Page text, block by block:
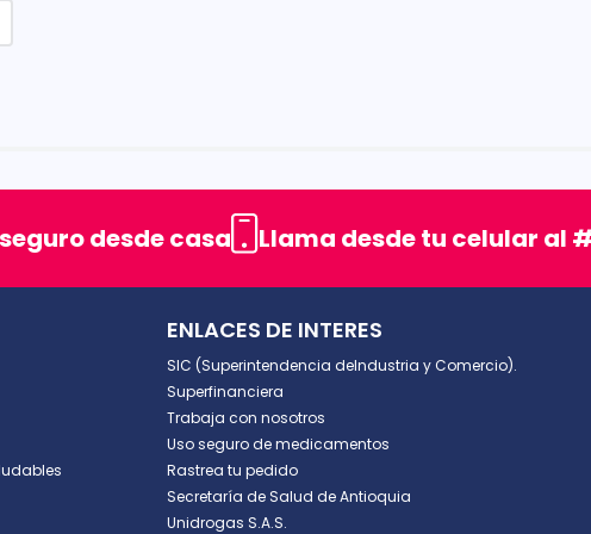
desde casa Llama desde tu celular al
ENLACES DE INTERES
SIC (Superintendencia deIndustria y Comercio).
Superfinanciera
Trabaja con nosotros
Uso seguro de medicamentos
Rastrea tu pedido
Secretaría de Salud de Antioquia
Unidrogas S.A.S.